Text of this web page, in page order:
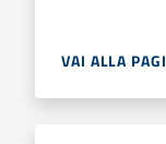
VAI ALLA